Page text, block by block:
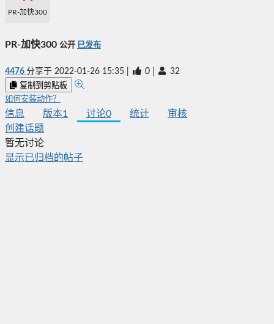
PR-加快300
PR-加快300 公开 已发布
4476 分享于 2022-01-26 15:35 0 32
复制到剪贴板
如何安装动作？
信息 版本1 讨论0 统计
审核
创建话题
暂无讨论
显示已归档的帖子